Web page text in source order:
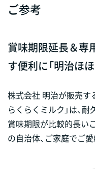
ご参考
賞味期限延長＆専
す便利に「明治ほ
株式会社 明治が販売す
らくらくミルク」は、
賞味期限が比較的長い
の自治体、ご家庭でご